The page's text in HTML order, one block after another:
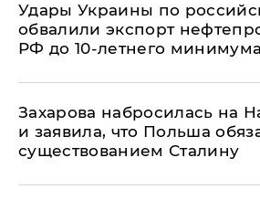
Удары Украины по
обвалили экспорт
РФ до 10-летнего минимума
​Захарова набросилась на
и заявила, что Польша
существованием Сталину